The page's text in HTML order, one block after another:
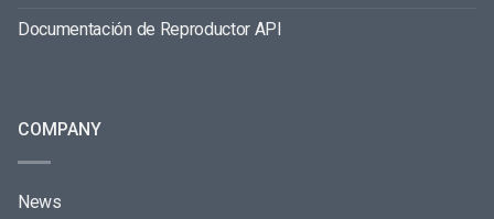
Documentación de Reproductor API
COMPANY
News